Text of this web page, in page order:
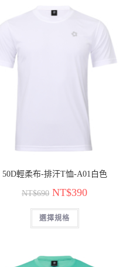
50D輕柔布-排汗T恤-A01白色
NT$690 NT$390
選擇規格